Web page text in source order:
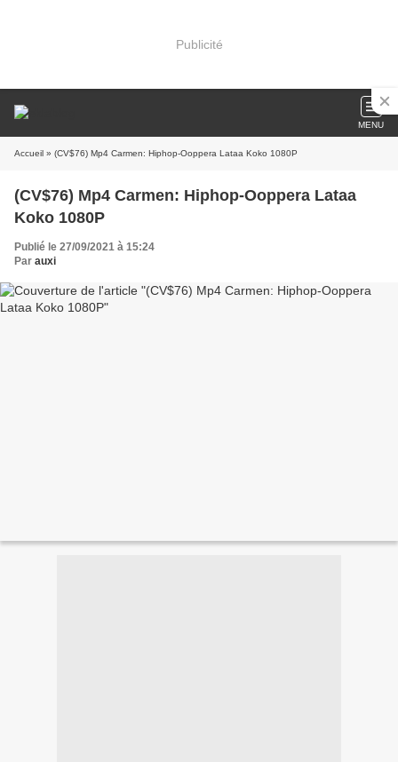
Publicité
MENU
Accueil » (CV$76) Mp4 Carmen: Hiphop-Ooppera Lataa Koko 1080P
(CV$76) Mp4 Carmen: Hiphop-Ooppera Lataa
Koko 1080P
Publié le 27/09/2021 à 15:24
Par auxi